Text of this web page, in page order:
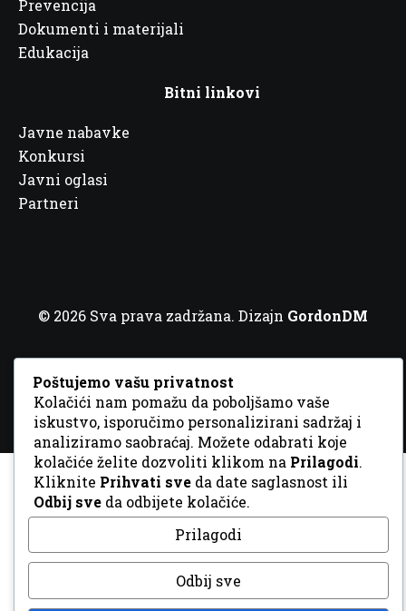
Prevencija
Dokumenti i materijali
Edukacija
Bitni linkovi
Javne nabavke
Konkursi
Javni oglasi
Partneri
© 2026 Sva prava zadržana. Dizajn GordonDM
Poštujemo vašu privatnost
Kolačići nam pomažu da poboljšamo vaše
iskustvo, isporučimo personalizirani sadržaj i
analiziramo saobraćaj. Možete odabrati koje
kolačiće želite dozvoliti klikom na Prilagodi.
Kliknite Prihvati sve da date saglasnost ili
Odbij sve da odbijete kolačiće.
Prilagodi
Odbij sve